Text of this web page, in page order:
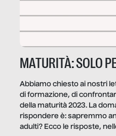
MATURITÀ: SOLO
Abbiamo chiesto ai nostri
di formazione, di
della maturità 2023. La
rispondere è: sapremmo
adulti? Ecco le risposte,